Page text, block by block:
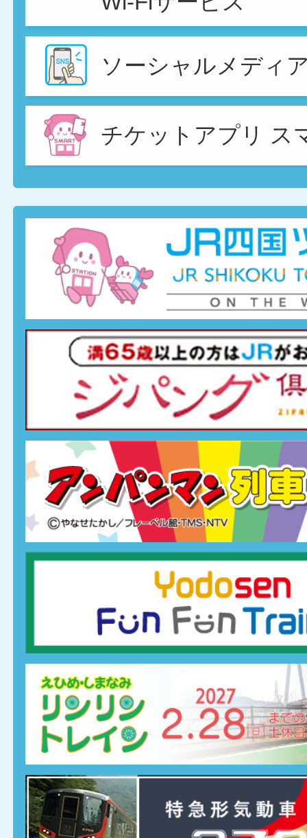
ソーシャルメディ
チケットアプリ ス